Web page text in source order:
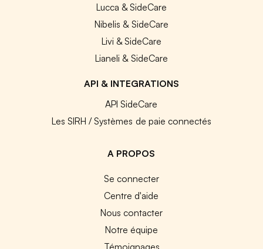
Lucca & SideCare
Nibelis & SideCare
Livi & SideCare
Lianeli & SideCare
API & INTEGRATIONS
API SideCare
Les SIRH / Systèmes de paie connectés
A PROPOS
Se connecter
Centre d'aide
Nous contacter
Notre équipe
Témoignages